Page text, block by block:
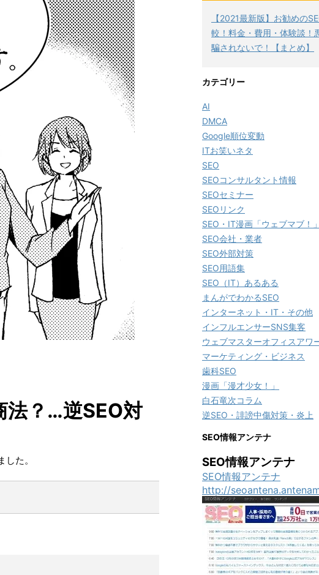
法？…逆SEO対
た。
【2021最新版】お勧めの
較！料金・費用・体験談！
騙されないで！【まとめ】
カテゴリー
AI
DMCA
Google順位変動
ITお笑いネタ
SEO
SEOコンサルタント情報
SEOセミナー
SEOリンク
SEO・IT漫画「ウェブマブ！」
SEO会社・業者
SEO外部対策
SEO用語集
SEO（IT）あるある
まんがでわかるSEO
インターネット・IT・その他
インフルエンサーSNS集客
ウェブマスターオフィスアワ
マーケティング・ビジネス
歯科SEO
漫画「漫才少女！」
白石竜次コラム
逆SEO・誹謗中傷対策・炎上
SEO情報アンテナ
SEO情報アンテナ
SEO情報アンテナ
http://